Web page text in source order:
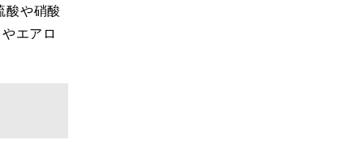
酸や硝酸
エアロ